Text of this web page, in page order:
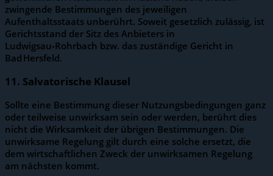
zwingende Bestimmungen des jeweiligen
Aufenthaltsstaats unberührt. Soweit gesetzlich zulässig, ist
Gerichtsstand der Sitz des Anbieters in
Ludwigsau‑Rohrbach bzw. das zuständige Gericht in
Bad Hersfeld.
11. Salvatorische Klausel
Sollte eine Bestimmung dieser Nutzungsbedingungen ganz
oder teilweise unwirksam sein oder werden, berührt dies
nicht die Wirksamkeit der übrigen Bestimmungen. Die
unwirksame Regelung gilt durch eine solche ersetzt, die
dem wirtschaftlichen Zweck der unwirksamen Regelung
am nächsten kommt.